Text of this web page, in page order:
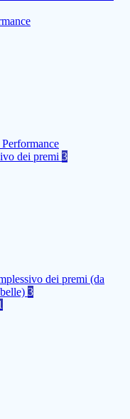
dei premi 3
dei premi (da
3